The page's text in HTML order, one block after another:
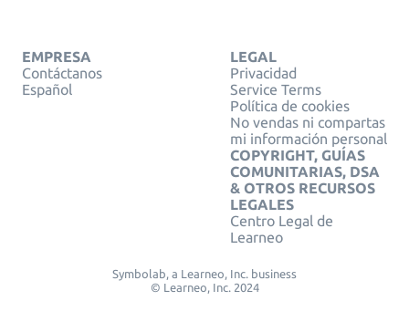
EMPRESA
Contáctanos
Español
LEGAL
Privacidad
Service Terms
Política de cookies
No vendas ni compartas
mi información personal
COPYRIGHT, GUÍAS
COMUNITARIAS, DSA
& OTROS RECURSOS
LEGALES
Centro Legal de
Learneo
Symbolab, a Learneo, Inc. business
© Learneo, Inc. 2024